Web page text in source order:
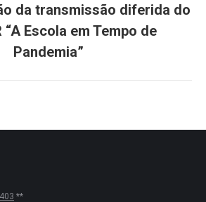
Próximo
post:
da transmissão diferida do
“A Escola em Tempo de
Pandemia”
**